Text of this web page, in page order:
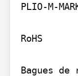
PLIO-M-
RoHS
Bagues de